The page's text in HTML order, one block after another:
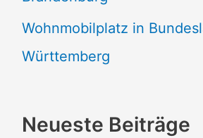
Wohnmobilplatz in
Württemberg
Neueste Beiträge